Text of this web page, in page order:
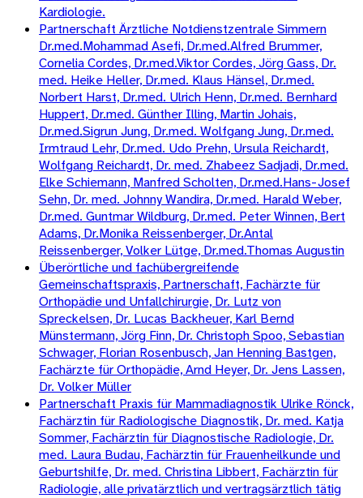
Kardiologie.
Partnerschaft Ärztliche Notdienstzentrale Simmern
Dr.med.Mohammad Asefi, Dr.med.Alfred Brummer,
Cornelia Cordes, Dr.med.Viktor Cordes, Jörg Gass, Dr.
med. Heike Heller, Dr.med. Klaus Hänsel, Dr.med.
Norbert Harst, Dr.med. Ulrich Henn, Dr.med. Bernhard
Huppert, Dr.med. Günther Illing, Martin Johais,
Dr.med.Sigrun Jung, Dr.med. Wolfgang Jung, Dr.med.
Irmtraud Lehr, Dr.med. Udo Prehn, Ursula Reichardt,
Wolfgang Reichardt, Dr. med. Zhabeez Sadjadi, Dr.med.
Elke Schiemann, Manfred Scholten, Dr.med.Hans-Josef
Sehn, Dr. med. Johnny Wandira, Dr.med. Harald Weber,
Dr.med. Guntmar Wildburg, Dr.med. Peter Winnen, Bert
Adams, Dr.Monika Reissenberger, Dr.Antal
Reissenberger, Volker Lütge, Dr.med.Thomas Augustin
Überörtliche und fachübergreifende
Gemeinschaftspraxis, Partnerschaft, Fachärzte für
Orthopädie und Unfallchirurgie, Dr. Lutz von
Spreckelsen, Dr. Lucas Backheuer, Karl Bernd
Münstermann, Jörg Finn, Dr. Christoph Spoo, Sebastian
Schwager, Florian Rosenbusch, Jan Henning Bastgen,
Fachärzte für Orthopädie, Arnd Heyer, Dr. Jens Lassen,
Dr. Volker Müller
Partnerschaft Praxis für Mammadiagnostik Ulrike Rönck,
Fachärztin für Radiologische Diagnostik, Dr. med. Katja
Sommer, Fachärztin für Diagnostische Radiologie, Dr.
med. Laura Budau, Fachärztin für Frauenheilkunde und
Geburtshilfe, Dr. med. Christina Libbert, Fachärztin für
Radiologie, alle privatärztlich und vertragsärztlich tätig